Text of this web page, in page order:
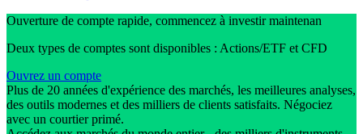
Ouverture de compte rapide, commencez à investir maintenan
Deux types de comptes sont disponibles : Actions/ETF et CFD
Ouvrez un compte
Plus de 20 années d'expérience des marchés, les meilleures analyses,
des outils modernes et des milliers de clients satisfaits. Négociez
avec un courtier primé.